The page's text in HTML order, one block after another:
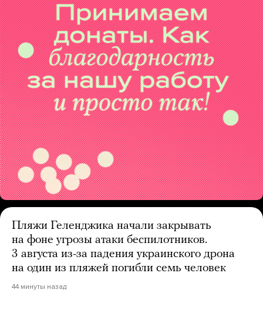
Пляжи Геленджика начали закрывать
на фоне угрозы атаки беспилотников.
3 августа из-за падения украинского дрона
на один из пляжей погибли семь человек
44 минуты назад